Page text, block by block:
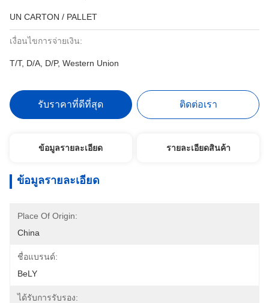
UN CARTON / PALLET
เงื่อนไขการจ่ายเงิน:
T/T, D/A, D/P, Western Union
รับราคาที่ดีที่สุด ติดต่อเรา
ข้อมูลรายละเอียด รายละเอียดสินค้า
ข้อมูลรายละเอียด
Place Of Origin:
China
ชื่อแบรนด์:
BeLY
ได้รับการรับรอง: